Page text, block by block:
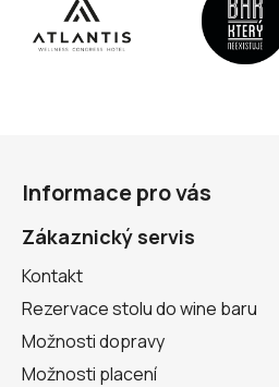
Informace pro vás
Zákaznický servis
Kontakt
Rezervace stolu do wine baru
Možnosti dopravy
Možnosti placení